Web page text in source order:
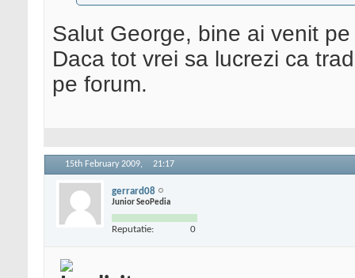
Salut George, bine ai venit
Daca tot vrei sa lucrezi ca
pe forum.
15th February 2009, 21:17
gerrard08
Junior SeoPedia
Reputatie: 0